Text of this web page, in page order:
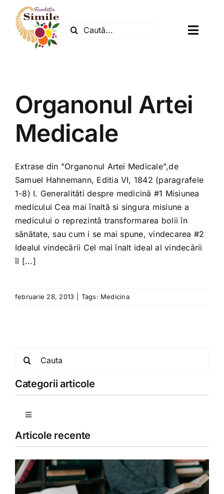
content
Search
Centrul natura
Articole
Dr. Soescu
Evenimente
Shop
Iubim fructele
Organonul Artei
Medicale
Extrase din "Organonul Artei Medicale",de
Samuel Hahnemann, Editia VI, 1842 (paragrafele
1-8) I. Generalitãti despre medicinã #1 Misiunea
medicului Cea mai înaltã si singura misiune a
medicului o reprezintã transformarea bolii în
sãnãtate, sau cum i se mai spune, vindecarea #2
Idealul vindecãrii Cel mai înalt ideal al vindecãrii
îl [...]
februarie 28, 2013 Tags: Medicina
Categorii articole
Toggle
Copii
Detoxifiere
Articole recente